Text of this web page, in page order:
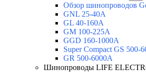
Обзор шинопроводов
GNL 25-40A
GL 40-160A
GM 100-225A
GGD 160-1000A
Super Compact GS 500-
GR 500-6000A
Шинопроводы LIFE